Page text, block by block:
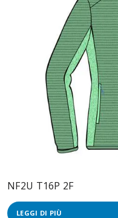
NF2U T16P 2F
LEGGI DI PIÙ